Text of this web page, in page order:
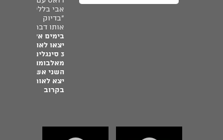
אבי בללי
״בדיוק
אותו דבר״.
בימים אלו
יצאו לאור
3 סינגלים
מאלבומה
השני אשר
יצא לאור
בקרוב